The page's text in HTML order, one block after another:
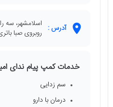
آدرس : اسلامشهر، سه
روبروی صبا
خدمات کمپ پیام ندای
سم زدایی
درمان با دارو